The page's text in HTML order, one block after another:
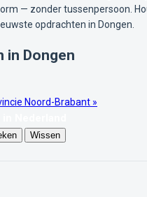
— zonder tussenpersoon.
opdrachten in Dongen.
in Dongen
Noord-Brabant »
Wissen